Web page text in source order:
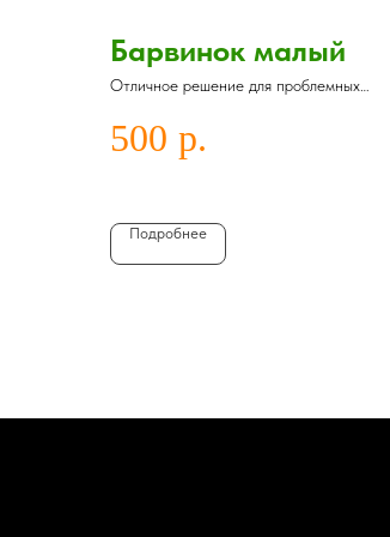
Барвинок малый
Отличное решение для проблемных
500 р.
Подробнее